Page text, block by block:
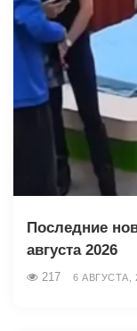
Последние
августа 2026
217 6 АВГУСТА,